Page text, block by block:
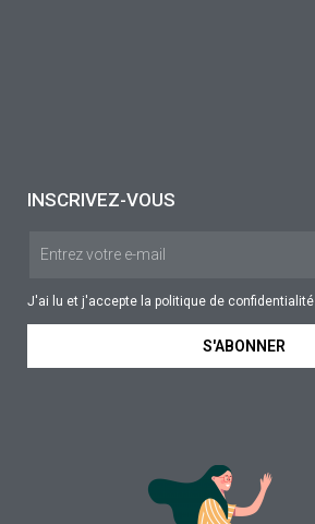
INSCRIVEZ-VOUS
J'ai lu et j'accepte la politique de confidentialité
S'ABONNER